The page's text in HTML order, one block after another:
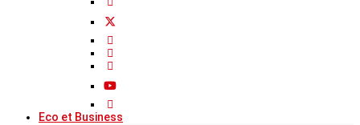
Eco et Business